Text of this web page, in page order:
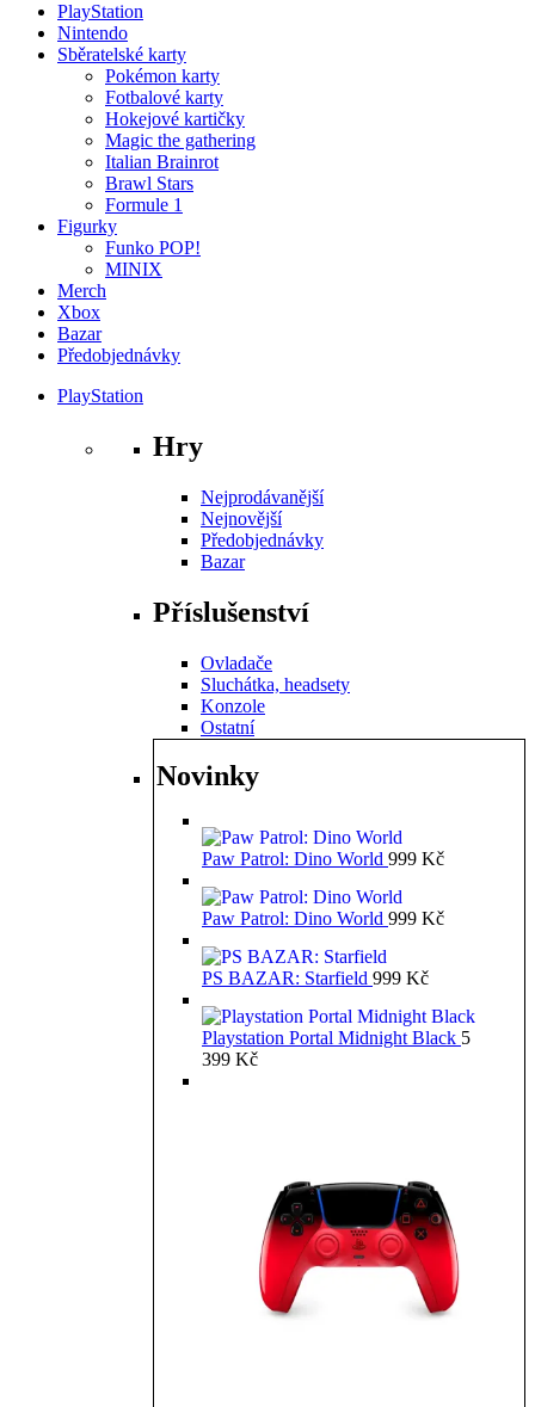
PlayStation
Nintendo
Sběratelské karty
Pokémon karty
Fotbalové karty
Hokejové kartičky
Magic the gathering
Italian Brainrot
Brawl Stars
Formule 1
Figurky
Funko POP!
MINIX
Merch
Xbox
Bazar
Předobjednávky
PlayStation
Hry
Nejprodávanější
Nejnovější
Předobjednávky
Bazar
Příslušenství
Ovladače
Sluchátka, headsety
Konzole
Ostatní
Novinky
Paw Patrol: Dino World 999 Kč
Paw Patrol: Dino World 999 Kč
PS BAZAR: Starfield 999 Kč
Playstation Portal Midnight Black 5
399 Kč